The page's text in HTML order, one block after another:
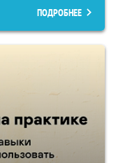
ПОДРОБНЕЕ